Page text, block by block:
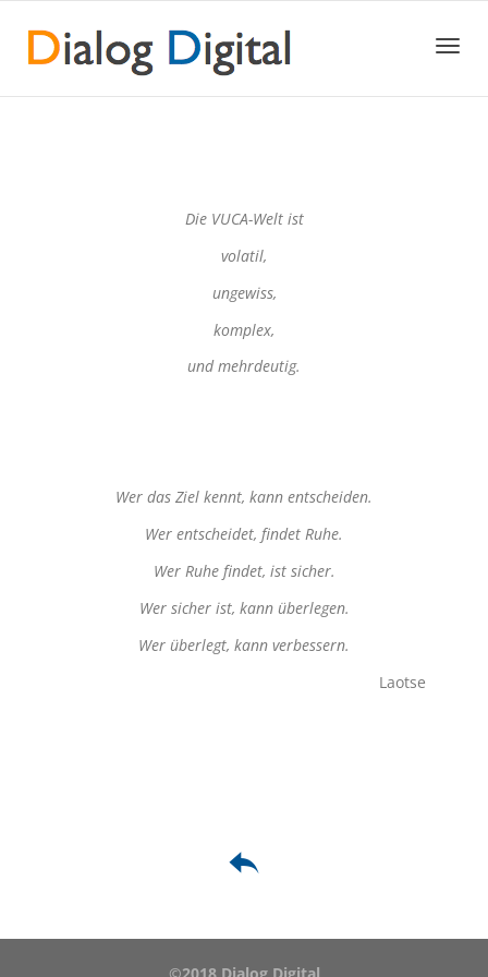
Die VUCA-Welt ist
volatil,
ungewiss,
komplex,
und mehrdeutig.
Wer das Ziel kennt, kann entscheiden.
Wer entscheidet, findet Ruhe.
Wer Ruhe findet, ist sicher.
Wer sicher ist, kann überlegen.
Wer überlegt, kann verbessern.
Laotse